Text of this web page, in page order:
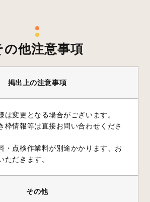
の他注意事項
掲出上の注意事項
は変更となる場合がございます。
枠情報等は直接お問い合わせくださ
・点検作業料が別途かかります、お
ただきます。
その他